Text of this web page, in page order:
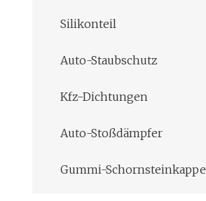
Silikonteil
Auto-Staubschutz
Kfz-Dichtungen
Auto-Stoßdämpfer
Gummi-Schornsteinkappe